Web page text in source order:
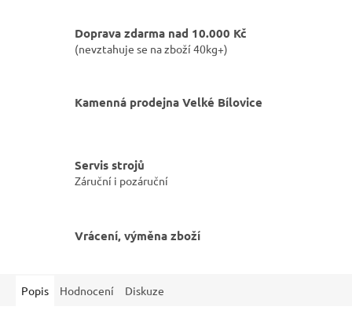
Doprava zdarma nad 10.000 Kč
(nevztahuje se na zboží 40kg+)
Kamenná prodejna Velké Bílovice
Servis strojů
Záruční i pozáruční
Vrácení, výměna zboží
Popis Hodnocení Diskuze